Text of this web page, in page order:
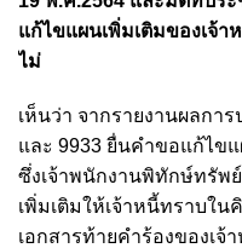
แก้ไขแผนเพิ่มเติมของเจ้า
ไม่
เห็นว่า จากรายงานผลกา
และ 9933 ยื่นคำขอแก้ไข
ซึ่งเจ้าพนักงานพิทักษ์ทรัพ
เพิ่มเติมให้เจ้าหนี้ทราบใน
เอกสารท้ายคำร้องของเจ้